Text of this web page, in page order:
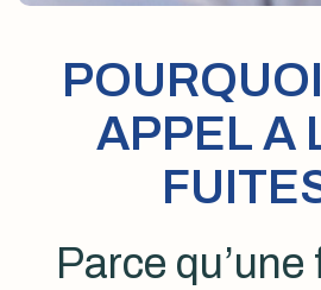
APPEL A
Parce